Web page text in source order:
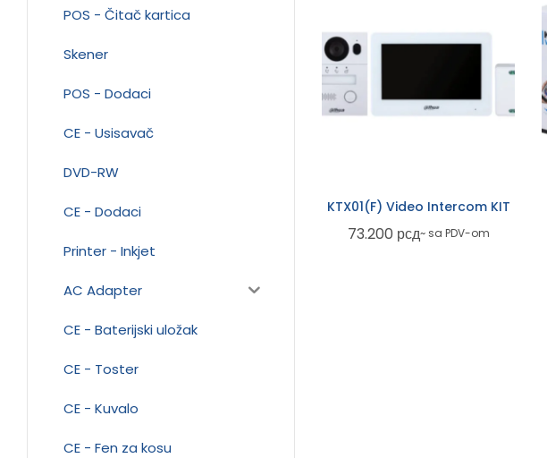
KTX01(F) Video Intercom KIT
73.200 рсд~ sa PDV-om
POS - Čitač kartica
Skener
POS - Dodaci
CE - Usisavač
DVD-RW
CE - Dodaci
Printer - Inkjet
AC Adapter
CE - Baterijski uložak
CE - Toster
CE - Kuvalo
CE - Fen za kosu